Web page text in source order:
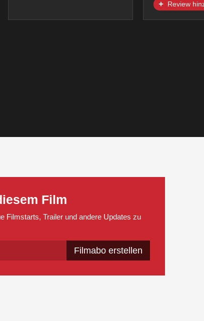
Review
Film
Filmstarts, Trailer und andere Updates zu
Filmabo erstellen